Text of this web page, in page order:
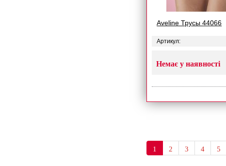
Aveline Трусы 44066
Артикул:
Немає у наявності
1 2 3 4 5